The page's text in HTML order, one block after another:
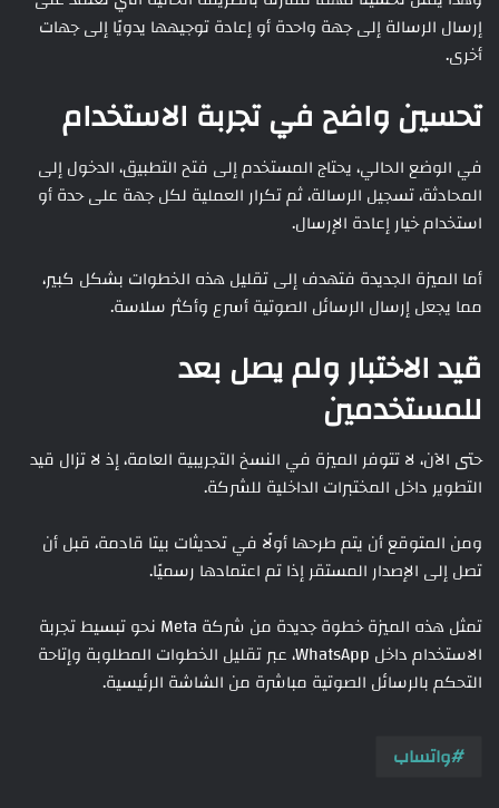
إرسال الرسالة إلى جهة واحدة أو إعادة توجيهها يدويًا إلى جهات
أخرى.
تحسين واضح في تجربة الاستخدام
في الوضع الحالي، يحتاج المستخدم إلى فتح التطبيق، الدخول إلى
المحادثة، تسجيل الرسالة، ثم تكرار العملية لكل جهة على حدة أو
استخدام خيار إعادة الإرسال.
أما الميزة الجديدة فتهدف إلى تقليل هذه الخطوات بشكل كبير،
مما يجعل إرسال الرسائل الصوتية أسرع وأكثر سلاسة.
قيد الاختبار ولم يصل بعد
للمستخدمين
حتى الآن، لا تتوفر الميزة في النسخ التجريبية العامة، إذ لا تزال قيد
التطوير داخل المختبرات الداخلية للشركة.
ومن المتوقع أن يتم طرحها أولًا في تحديثات بيتا قادمة، قبل أن
تصل إلى الإصدار المستقر إذا تم اعتمادها رسميًا.
تمثل هذه الميزة خطوة جديدة من شركة Meta نحو تبسيط تجربة
الاستخدام داخل WhatsApp، عبر تقليل الخطوات المطلوبة وإتاحة
التحكم بالرسائل الصوتية مباشرة من الشاشة الرئيسية.
واتساب